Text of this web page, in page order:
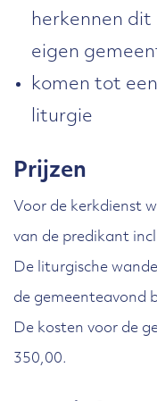
herkennen dit
eigen
komen tot
liturgie
Prijzen
Voor de kerkdienst
van de predikant
De liturgische
de gemeenteavond
De kosten voor de
350,00.